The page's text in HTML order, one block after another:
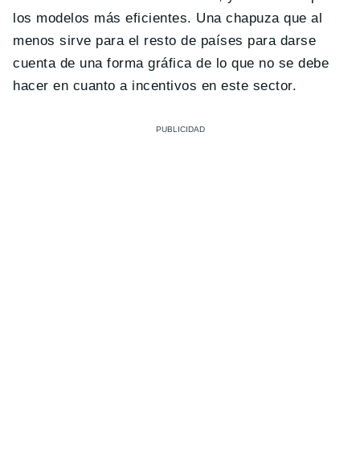
los modelos más eficientes. Una chapuza que al
menos sirve para el resto de países para darse
cuenta de una forma gráfica de lo que no se debe
hacer en cuanto a incentivos en este sector.